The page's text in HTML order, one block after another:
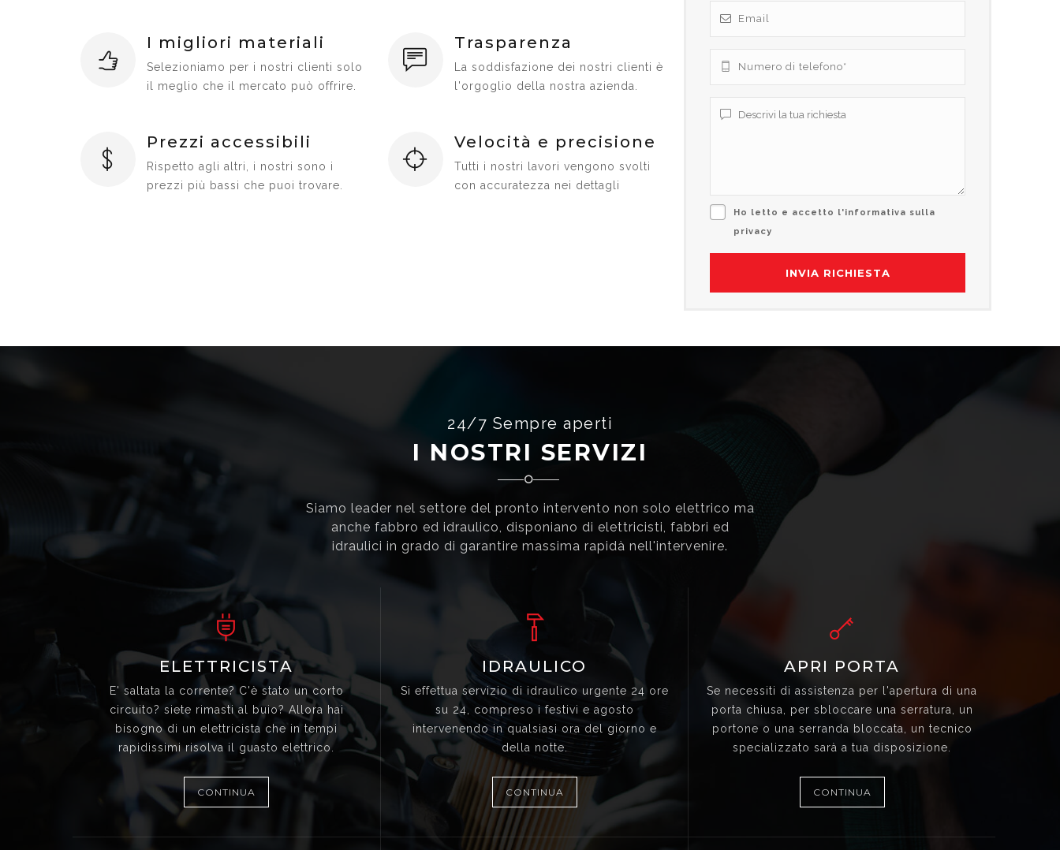
I migliori materiali
Selezioniamo per i nostri clienti solo
il meglio che il mercato può offrire.
Prezzi accessibili
Rispetto agli altri, i nostri sono i
prezzi più bassi che puoi trovare.
Trasparenza
La soddisfazione dei nostri clienti è
l'orgoglio della nostra azienda.
Velocità e precisione
Tutti i nostri lavori vengono svolti
con accuratezza nei dettagli
Ho letto e accetto l'informativa sulla
privacy
24/7 Sempre aperti
I NOSTRI SERVIZI
Siamo leader nel settore del pronto intervento non solo elettrico ma
anche fabbro ed idraulico, disponiano di elettricisti, fabbri ed
idraulici in grado di garantire massima rapidà nell'intervenire.
ELETTRICISTA
E' saltata la corrente? C'è stato un corto
circuito? siete rimasti al buio? Allora hai
bisogno di un elettricista che in tempi
rapidissimi risolva il guasto elettrico.
CONTINUA
IDRAULICO
Si effettua servizio di idraulico urgente 24 ore
su 24, compreso i festivi e agosto
intervenendo in qualsiasi ora del giorno e
della notte.
CONTINUA
APRI PORTA
Se necessiti di assistenza per l'apertura di una
porta chiusa, per sbloccare una serratura, un
portone o una serranda bloccata, un tecnico
specializzato sarà a tua disposizione.
CONTINUA